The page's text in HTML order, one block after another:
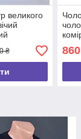
великого
Б
₴ 860